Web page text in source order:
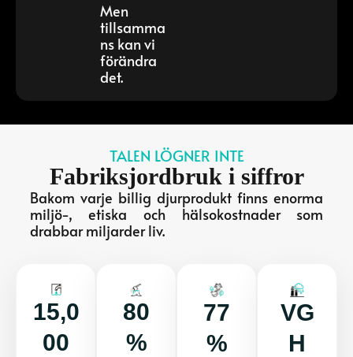
Men
tillsamma
ns kan vi
förändra
det.
TALEN LÖGNER INTE
Fabriksjordbruk i siffror
Bakom varje billig djurprodukt finns enorma
miljö-, etiska och hälsokostnader som
drabbar miljarder liv.
15,0
00
80
%
77
%
VG
H